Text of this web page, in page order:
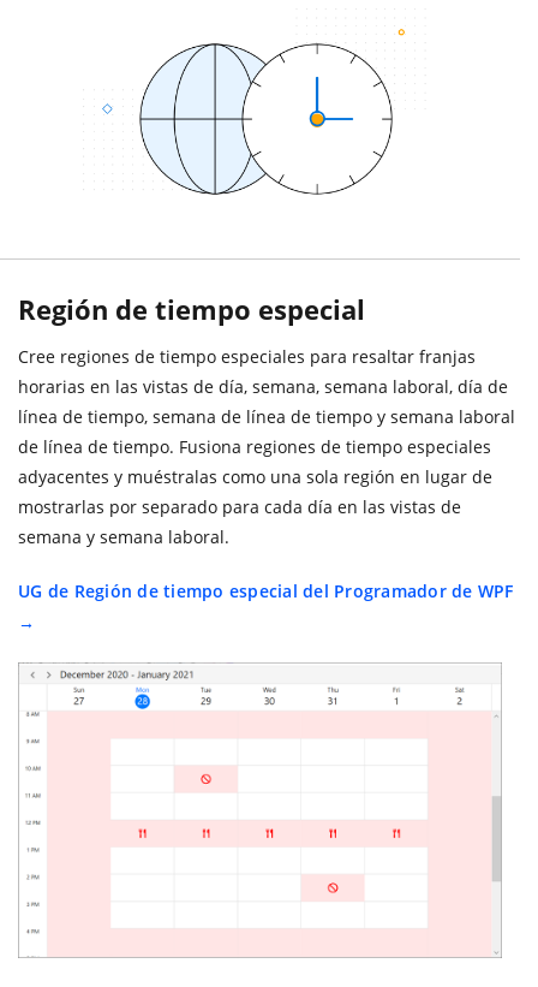
Región de tiempo especial
Cree regiones de tiempo especiales para resaltar franjas
horarias en las vistas de día, semana, semana laboral, día de
línea de tiempo, semana de línea de tiempo y semana laboral
de línea de tiempo. Fusiona regiones de tiempo especiales
adyacentes y muéstralas como una sola región en lugar de
mostrarlas por separado para cada día en las vistas de
semana y semana laboral.
UG de Región de tiempo especial del Programador de WPF